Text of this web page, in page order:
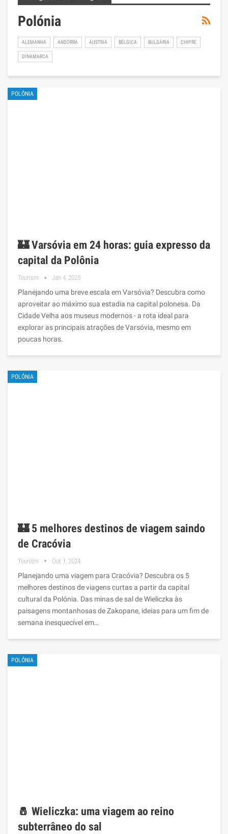
Polónia
ALEMANHA ANDORRA ÁUSTRIA BÉLGICA BULGÁRIA CHIPRE
DINAMARCA
POLÓNIA
🏰 Varsóvia em 24 horas: guia expresso da
capital da Polônia
Tourism Jan 4, 2025
Planejando uma breve escala em Varsóvia? Descubra como
aproveitar ao máximo sua estadia na capital polonesa. Da
Cidade Velha aos museus modernos - a rota ideal para
explorar as principais atrações de Varsóvia, mesmo em
poucas horas.
POLÓNIA
🏰 5 melhores destinos de viagem saindo
de Cracóvia
Tourism Out 1, 2024
Planejando uma viagem para Cracóvia? Descubra os 5
melhores destinos de viagens curtas a partir da capital
cultural da Polónia. Das minas de sal de Wieliczka às
paisagens montanhosas de Zakopane, ideias para um fim de
semana inesquecível em…
POLÓNIA
🧂 Wieliczka: uma viagem ao reino
subterrâneo do sal